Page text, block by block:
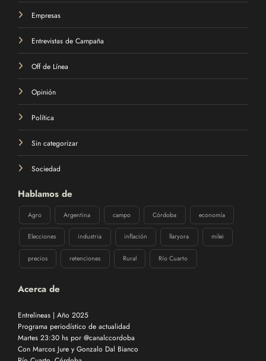
Empresas
Entrevistas de Campaña
Off de Línea
Opinión
Política
Sin categorizar
Sociedad
Hablamos de
Agro Argentina Córdoba economía
Elecciones industria inflación llaryora milei
precios retenciones Rural Río Cuarto
Acerca de
Entrelineas | Año 2025
Programa periodístico de actualidad
Martes 23:30 hs por @canalccordoba
Con Marcos Jure y Gonzalo Dal Bianco
Río Cuarto, Córdoba